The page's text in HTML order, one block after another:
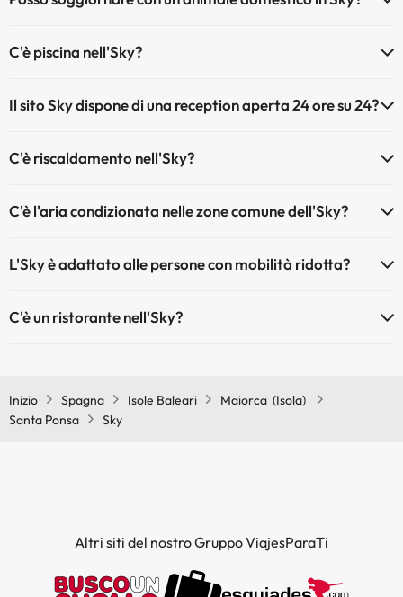
C'è piscina nell'Sky?
Qui potete trovare maggiori informazioni sulla piscina e sulle altri
Piscina (estate)
Il sito Sky dispone di una reception aperta 24 ore su 24?
C'è riscaldamento nell'Sky?
C'è l'aria condizionata nelle zone comune dell'Sky?
L'Sky è adattato alle persone con mobilità ridotta?
C'è un ristorante nell'Sky?
Inizio Spagna Isole Baleari
Maiorca (Isola)
Santa Ponsa
Sky
Altri siti del nostro Gruppo ViajesParaTi